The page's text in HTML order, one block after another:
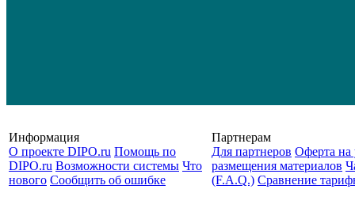
Информация
О проекте DIPO.ru Помощь по
DIPO.ru Возможности системы Что
нового Сообщить об ошибке
Партнерам
Для партнеров Оферта на
размещения материалов
(F.A.Q.) Cравнение